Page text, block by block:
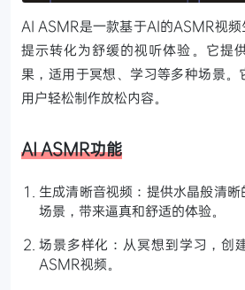
AI ASMR是一款基于AI的ASMR视
提示转化为舒缓的视听体验。它提
果，适用于冥想、学习等多种场景。
用户轻松制作放松内容。
AI ASMR功能
生成清晰音视频：提供水晶般清
场景，带来逼真和舒适的体验。
场景多样化：从冥想到学习，创
ASMR视频。